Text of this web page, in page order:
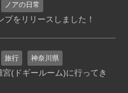
ノアの日常
プをリリースしました！
旅行 神奈川県
(ドギールーム)に行ってき